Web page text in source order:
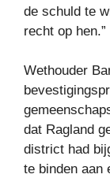
de schuld te
recht op hen.”
Wethouder
dat Ragland
district had
te binden aan